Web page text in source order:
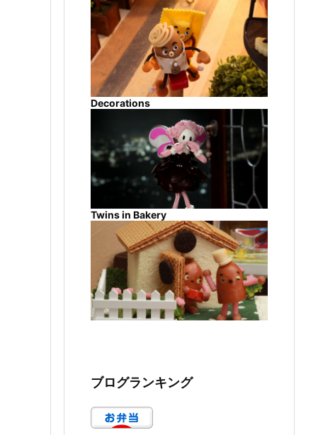
Decorations
Twins in Bakery
ブログランキング